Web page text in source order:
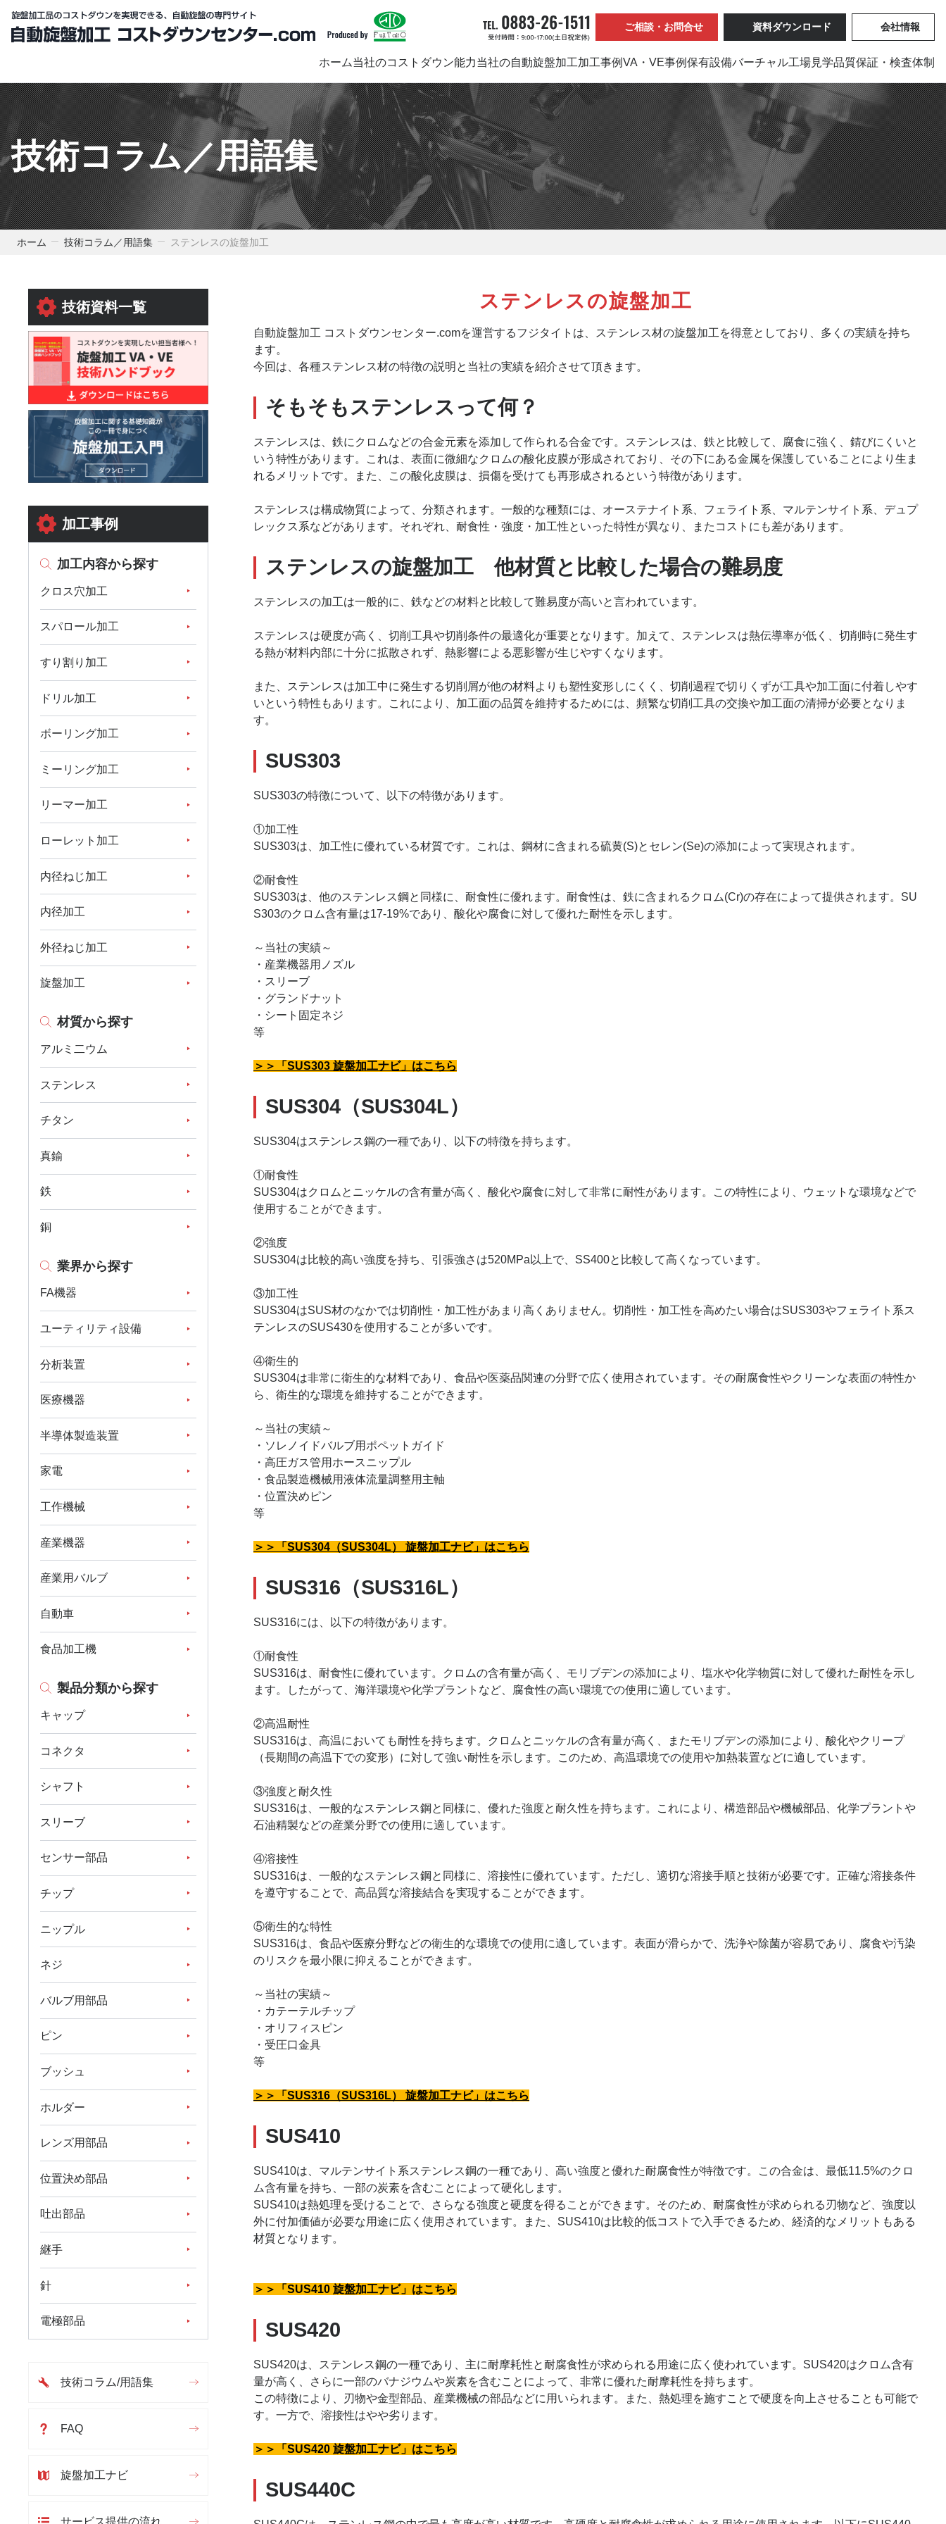
ご相談・お問合せ 資料ダウンロード 会社情報
ホーム当社のコストダウン能力当社の自動旋盤加工加工事例VA・VE事例保有設備バーチャル工場見学品質保証・検査体制
技術コラム／用語集
ホーム 技術コラム／用語集 ステンレスの旋盤加工
技術資料一覧
加工事例
加工内容から探す
クロス穴加工
スパロール加工
すり割り加工
ドリル加工
ボーリング加工
ミーリング加工
リーマー加工
ローレット加工
内径ねじ加工
内径加工
外径ねじ加工
旋盤加工
材質から探す
アルミ二ウム
ステンレス
チタン
真鍮
鉄
銅
業界から探す
FA機器
ユーティリティ設備
分析装置
医療機器
半導体製造装置
家電
工作機械
産業機器
産業用バルブ
自動車
食品加工機
製品分類から探す
キャップ
コネクタ
シャフト
スリーブ
センサー部品
チップ
ニップル
ネジ
バルブ用部品
ピン
ブッシュ
ホルダー
レンズ用部品
位置決め部品
吐出部品
継手
針
電極部品
技術コラム/用語集
FAQ
旋盤加工ナビ
サービス提供の流れ
ステンレスの旋盤加工
自動旋盤加工 コストダウンセンター.comを運営するフジタイトは、ステンレス材の旋盤加工を得意としており、多くの実績を持ち
ます。
今回は、各種ステンレス材の特徴の説明と当社の実績を紹介させて頂きます。
そもそもステンレスって何？
ステンレスは、鉄にクロムなどの合金元素を添加して作られる合金です。ステンレスは、鉄と比較して、腐食に強く、錆びにくいと
いう特性があります。これは、表面に微細なクロムの酸化皮膜が形成されており、その下にある金属を保護していることにより生ま
れるメリットです。また、この酸化皮膜は、損傷を受けても再形成されるという特徴があります。
ステンレスは構成物質によって、分類されます。一般的な種類には、オーステナイト系、フェライト系、マルテンサイト系、デュプ
レックス系などがあります。それぞれ、耐食性・強度・加工性といった特性が異なり、またコストにも差があります。
ステンレスの旋盤加工 他材質と比較した場合の難易度
ステンレスの加工は一般的に、鉄などの材料と比較して難易度が高いと言われています。
ステンレスは硬度が高く、切削工具や切削条件の最適化が重要となります。加えて、ステンレスは熱伝導率が低く、切削時に発生す
る熱が材料内部に十分に拡散されず、熱影響による悪影響が生じやすくなります。
また、ステンレスは加工中に発生する切削屑が他の材料よりも塑性変形しにくく、切削過程で切りくずが工具や加工面に付着しやす
いという特性もあります。これにより、加工面の品質を維持するためには、頻繁な切削工具の交換や加工面の清掃が必要となりま
す。
SUS303
SUS303の特徴について、以下の特徴があります。
①加工性
SUS303は、加工性に優れている材質です。これは、鋼材に含まれる硫黄(S)とセレン(Se)の添加によって実現されます。
②耐食性
SUS303は、他のステンレス鋼と同様に、耐食性に優れます。耐食性は、鉄に含まれるクロム(Cr)の存在によって提供されます。SU
S303のクロム含有量は17-19%であり、酸化や腐食に対して優れた耐性を示します。
～当社の実績～
・産業機器用ノズル
・スリーブ
・グランドナット
・シート固定ネジ
等
＞＞「SUS303 旋盤加工ナビ」はこちら
SUS304（SUS304L）
SUS304はステンレス鋼の一種であり、以下の特徴を持ちます。
①耐食性
SUS304はクロムとニッケルの含有量が高く、酸化や腐食に対して非常に耐性があります。この特性により、ウェットな環境などで
使用することができます。
②強度
SUS304は比較的高い強度を持ち、引張強さは520MPa以上で、SS400と比較して高くなっています。
③加工性
SUS304はSUS材のなかでは切削性・加工性があまり高くありません。切削性・加工性を高めたい場合はSUS303やフェライト系ス
テンレスのSUS430を使用することが多いです。
④衛生的
SUS304は非常に衛生的な材料であり、食品や医薬品関連の分野で広く使用されています。その耐腐食性やクリーンな表面の特性か
ら、衛生的な環境を維持することができます。
～当社の実績～
・ソレノイドバルブ用ポペットガイド
・高圧ガス管用ホースニップル
・食品製造機械用液体流量調整用主軸
・位置決めピン
等
＞＞「SUS304（SUS304L） 旋盤加工ナビ」はこちら
SUS316（SUS316L）
SUS316には、以下の特徴があります。
①耐食性
SUS316は、耐食性に優れています。クロムの含有量が高く、モリブデンの添加により、塩水や化学物質に対して優れた耐性を示し
ます。したがって、海洋環境や化学プラントなど、腐食性の高い環境での使用に適しています。
②高温耐性
SUS316は、高温においても耐性を持ちます。クロムとニッケルの含有量が高く、またモリブデンの添加により、酸化やクリープ
（長期間の高温下での変形）に対して強い耐性を示します。このため、高温環境での使用や加熱装置などに適しています。
③強度と耐久性
SUS316は、一般的なステンレス鋼と同様に、優れた強度と耐久性を持ちます。これにより、構造部品や機械部品、化学プラントや
石油精製などの産業分野での使用に適しています。
④溶接性
SUS316は、一般的なステンレス鋼と同様に、溶接性に優れています。ただし、適切な溶接手順と技術が必要です。正確な溶接条件
を遵守することで、高品質な溶接結合を実現することができます。
⑤衛生的な特性
SUS316は、食品や医療分野などの衛生的な環境での使用に適しています。表面が滑らかで、洗浄や除菌が容易であり、腐食や汚染
のリスクを最小限に抑えることができます。
～当社の実績～
・カテーテルチップ
・オリフィスピン
・受圧口金具
等
＞＞「SUS316（SUS316L） 旋盤加工ナビ」はこちら
SUS410
SUS410は、マルテンサイト系ステンレス鋼の一種であり、高い強度と優れた耐腐食性が特徴です。この合金は、最低11.5%のクロ
ム含有量を持ち、一部の炭素を含むことによって硬化します。
SUS410は熱処理を受けることで、さらなる強度と硬度を得ることができます。そのため、耐腐食性が求められる刃物など、強度以
外に付加価値が必要な用途に広く使用されています。また、SUS410は比較的低コストで入手できるため、経済的なメリットもある
材質となります。
＞＞「SUS410 旋盤加工ナビ」はこちら
SUS420
SUS420は、ステンレス鋼の一種であり、主に耐摩耗性と耐腐食性が求められる用途に広く使われています。SUS420はクロム含有
量が高く、さらに一部のバナジウムや炭素を含むことによって、非常に優れた耐摩耗性を持ちます。
この特徴により、刃物や金型部品、産業機械の部品などに用いられます。また、熱処理を施すことで硬度を向上させることも可能で
す。一方で、溶接性はやや劣ります。
＞＞「SUS420 旋盤加工ナビ」はこちら
SUS440C